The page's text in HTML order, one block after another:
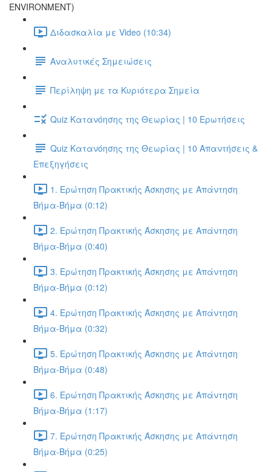
ENVIRONMENT)
Διδασκαλία με Video (10:34)
Αναλυτικές Σημειώσεις
Περίληψη με τα Κυριότερα Σημεία
Quiz Κατανόησης της Θεωρίας | 10 Ερωτήσεις
Quiz Κατανόησης της Θεωρίας | 10 Απαντήσεις &
Επεξηγήσεις
1. Ερώτηση Πρακτικής Άσκησης με Απάντηση
Βήμα-Βήμα (0:12)
2. Ερώτηση Πρακτικής Άσκησης με Απάντηση
Βήμα-Βήμα (0:40)
3. Ερώτηση Πρακτικής Άσκησης με Απάντηση
Βήμα-Βήμα (0:12)
4. Ερώτηση Πρακτικής Άσκησης με Απάντηση
Βήμα-Βήμα (0:32)
5. Ερώτηση Πρακτικής Άσκησης με Απάντηση
Βήμα-Βήμα (0:48)
6. Ερώτηση Πρακτικής Άσκησης με Απάντηση
Βήμα-Βήμα (1:17)
7. Ερώτηση Πρακτικής Άσκησης με Απάντηση
Βήμα-Βήμα (0:25)